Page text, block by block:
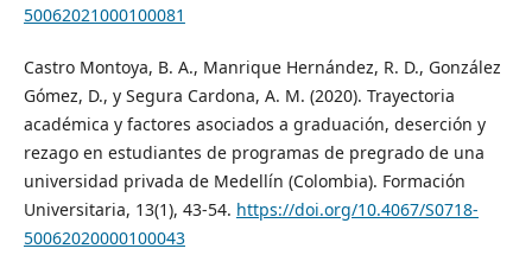
50062021000100081
Castro Montoya, B. A., Manrique Hernández, R. D., González
Gómez, D., y Segura Cardona, A. M. (2020). Trayectoria
académica y factores asociados a graduación, deserción y
rezago en estudiantes de programas de pregrado de una
universidad privada de Medellín (Colombia). Formación
Universitaria, 13(1), 43-54. https://doi.org/10.4067/S0718-
50062020000100043